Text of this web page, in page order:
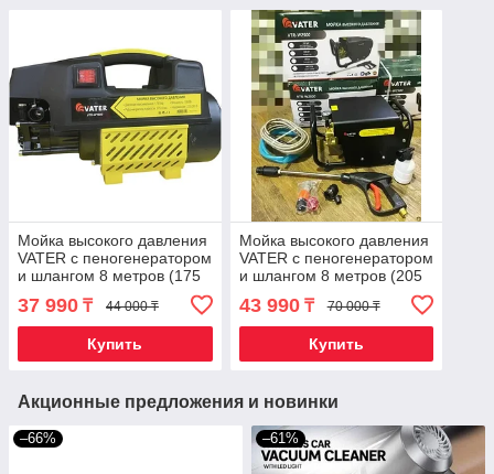
Мойка высокого давления
VATER с пеногенератором
и шлангом 8 метров (175
37 990 ₸ 44 000 ₸
Купить
Мойка высокого давления
VATER с пеногенератором
и шлангом 8 метров (205
43 990₸ 70 000 ₸
Купить
Акционные предложения и новинки
–66% –61%